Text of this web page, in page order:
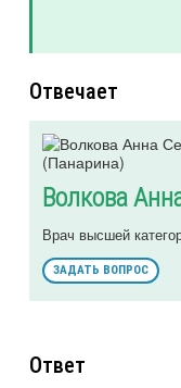
Отвечает
Волкова
Врач высшей
ЗАДАТЬ ВОПРОС
Ответ